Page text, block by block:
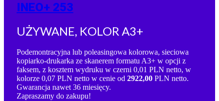
INEO+ 253
UŻYWANE, KOLOR A3+
Podemontracyjna lub poleasingowa kolorowa, sieciowa
kopiarko-drukarka ze skanerem formatu A3+ w opcji z
faksem, z kosztem wydruku w czerni 0,01 PLN netto, w
kolorze 0,07 PLN netto w cenie od 2922,00PLN netto.
Gwarancja nawet 36 miesięcy.
Zapraszamy do zakupu!